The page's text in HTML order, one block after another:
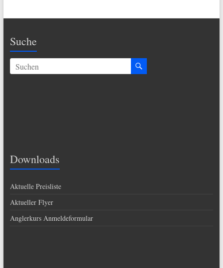
Suche
Downloads
Aktuelle Preisliste
Aktueller Flyer
Anglerkurs Anmeldeformular